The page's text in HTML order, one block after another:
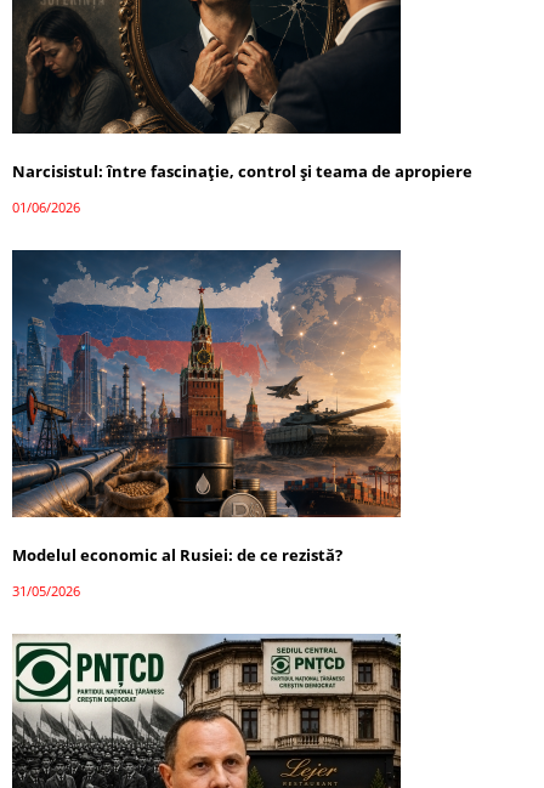
Narcisistul: între fascinație, control și teama de apropiere
01/06/2026
Modelul economic al Rusiei: de ce rezistă?
31/05/2026